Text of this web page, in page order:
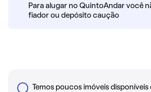
Para alugar no QuintoAndar você
fiador ou depósito caução
Temos poucos imóveis